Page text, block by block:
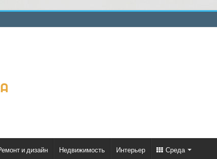
и дизайн Недвижимость Интерьер Среда